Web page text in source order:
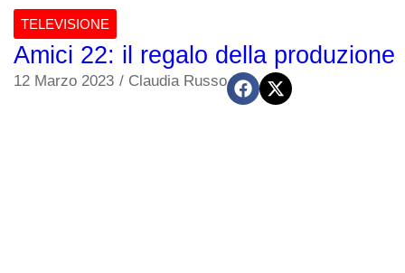
TELEVISIONE
Amici 22: il regalo della produzione
12 Marzo 2023 / Claudia Russo